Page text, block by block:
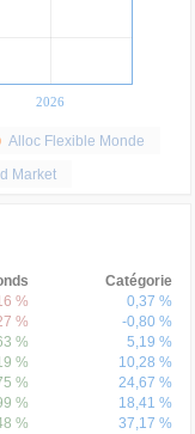
2026
Alloc Flexible Monde
Market
Catégorie
%
0,37 %
%
-0,80 %
%
5,19 %
%
10,28 %
%
24,67 %
%
18,41 %
%
37,17 %